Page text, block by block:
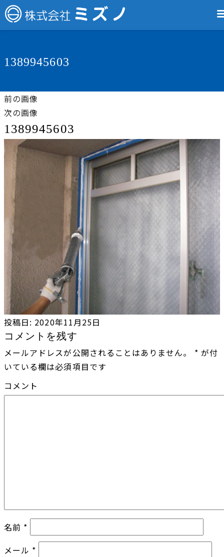
1389945603
前の画像
次の画像
1389945603
投稿日: 2020年11月25日
コメントを残す
メールアドレスが公開されることはありません。 * が付
いている欄は必須項目です
コメント
名前 *
メール *